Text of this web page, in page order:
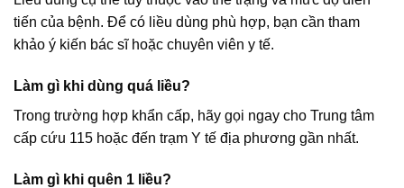
tiến của bệnh. Để có liều dùng phù hợp, bạn cần tham
khảo ý kiến bác sĩ hoặc chuyên viên y tế.
Làm gì khi dùng quá liều?
Trong trường hợp khẩn cấp, hãy gọi ngay cho Trung tâm
cấp cứu 115 hoặc đến trạm Y tế địa phương gần nhất.
Làm gì khi quên 1 liều?